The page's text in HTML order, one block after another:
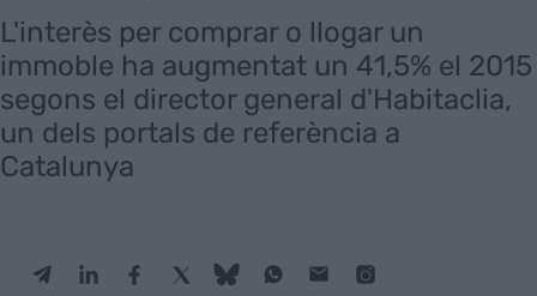
L'interès per comprar o llogar un
immoble ha augmentat un 41,5% el 2015
segons el director general d'Habitaclia,
un dels portals de referència a
Catalunya